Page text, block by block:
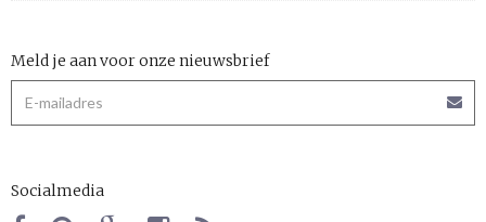
Meld je aan voor onze nieuwsbrief
Socialmedia